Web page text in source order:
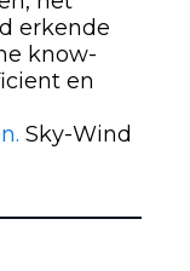
erkende
know-
en
Sky-Wind